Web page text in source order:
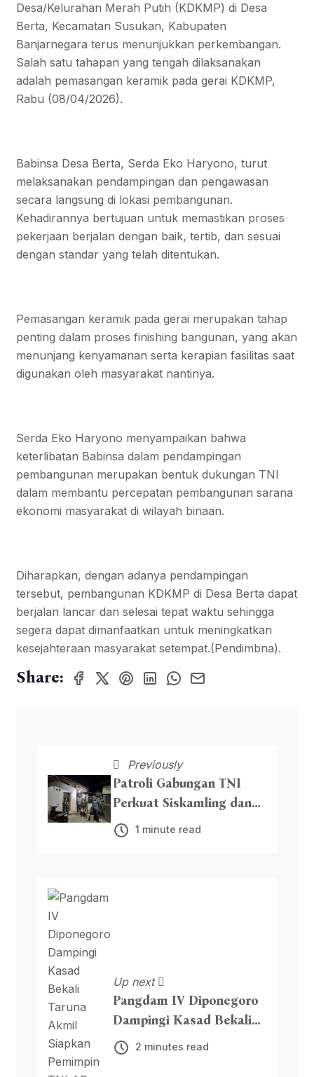
Desa/Kelurahan Merah Putih (KDKMP) di Desa
Berta, Kecamatan Susukan, Kabupaten
Banjarnegara terus menunjukkan perkembangan.
Salah satu tahapan yang tengah dilaksanakan
adalah pemasangan keramik pada gerai KDKMP,
Rabu (08/04/2026).
Babinsa Desa Berta, Serda Eko Haryono, turut
melaksanakan pendampingan dan pengawasan
secara langsung di lokasi pembangunan.
Kehadirannya bertujuan untuk memastikan proses
pekerjaan berjalan dengan baik, tertib, dan sesuai
dengan standar yang telah ditentukan.
Pemasangan keramik pada gerai merupakan tahap
penting dalam proses finishing bangunan, yang akan
menunjang kenyamanan serta kerapian fasilitas saat
digunakan oleh masyarakat nantinya.
Serda Eko Haryono menyampaikan bahwa
keterlibatan Babinsa dalam pendampingan
pembangunan merupakan bentuk dukungan TNI
dalam membantu percepatan pembangunan sarana
ekonomi masyarakat di wilayah binaan.
Diharapkan, dengan adanya pendampingan
tersebut, pembangunan KDKMP di Desa Berta dapat
berjalan lancar dan selesai tepat waktu sehingga
segera dapat dimanfaatkan untuk meningkatkan
kesejahteraan masyarakat setempat.(Pendimbna).
Share:
Previously
Patroli Gabungan TNI
Perkuat Siskamling dan
Sosial1 minute read
Up next
Pangdam IV Diponegoro
Dampingi Kasad Bekali
Taruna Akmil Siapkan
Pemimpin TNI AD Menuju
2 minutes read